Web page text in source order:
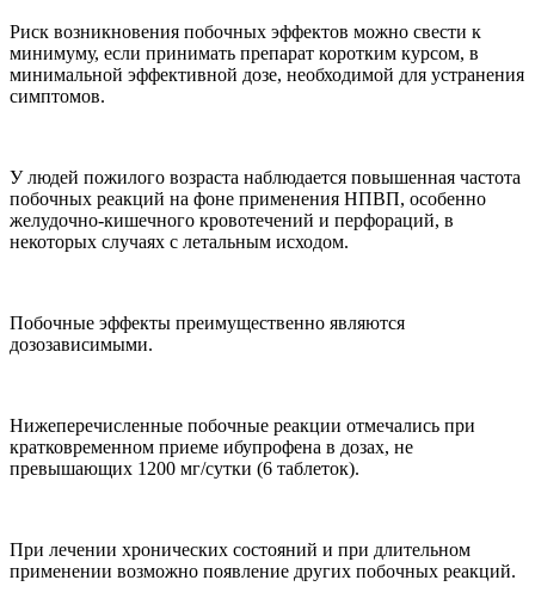
Риск возникновения побочных эффектов можно свести к
минимуму, если принимать препарат коротким курсом, в
минимальной эффективной дозе, необходимой для устранения
симптомов.
У людей пожилого возраста наблюдается повышенная частота
побочных реакций на фоне применения НПВП, особенно
желудочно-кишечного кровотечений и перфораций, в
некоторых случаях с летальным исходом.
Побочные эффекты преимущественно являются
дозозависимыми.
Нижеперечисленные побочные реакции отмечались при
кратковременном приеме ибупрофена в дозах, не
превышающих 1200 мг/сутки (6 таблеток).
При лечении хронических состояний и при длительном
применении возможно появление других побочных реакций.